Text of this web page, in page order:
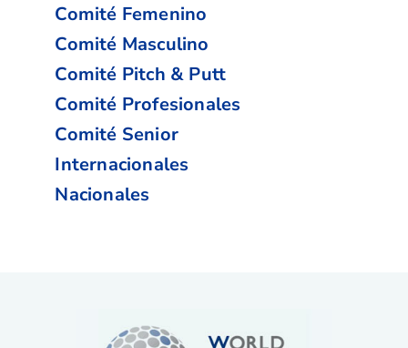
Comité Femenino
Comité Masculino
Comité Pitch & Putt
Comité Profesionales
Comité Senior
Internacionales
Nacionales